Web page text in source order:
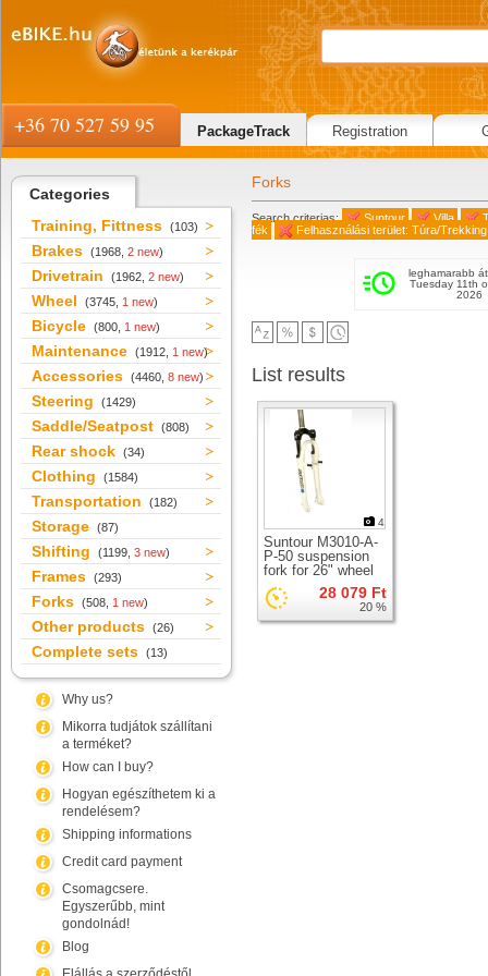
Categories
Training, Fittness (103)
Brakes (1968, 2 new)
Drivetrain (1962, 2 new)
Wheel (3745, 1 new)
Bicycle (800, 1 new)
Maintenance (1912, 1 new)
Accessories (4460, 8 new)
Steering (1429)
Saddle/Seatpost (808)
Rear shock (34)
Clothing (1584)
Transportation (182)
Storage (87)
Shifting (1199, 3 new)
Frames (293)
Forks (508, 1 new)
Other products (26)
Complete sets (13)
Why us?
Mikorra tudjátok szállítani
a terméket?
How can I buy?
Hogyan egészíthetem ki a
rendelésem?
Shipping informations
Credit card payment
Csomagcsere.
Egyszerűbb, mint
gondolnád!
Blog
Forks
Search criterias: Suntour Villa
fék
Felhasználási terület: Túra/Trekking
leghamarabb
Tuesday 11th
2026
List results
4
Suntour M3010-A-
P-50 suspension
fork for 26" wheel
28 079 Ft
20 %
+36 70 527 59 95 PackageTrack Registration